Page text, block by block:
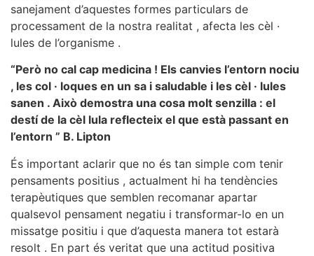
sanejament d’aquestes formes particulars de
processament de la nostra realitat , afecta les cèl ·
lules de l’organisme .
“Però no cal cap medicina ! Els canvies l’entorn nociu
, les col · loques en un sa i saludable i les cèl · lules
sanen . Això demostra una cosa molt senzilla : el
destí de la cèl lula reflecteix el que està passant en
l’entorn ” B. Lipton
És important aclarir que no és tan simple com tenir
pensaments positius , actualment hi ha tendències
terapèutiques que semblen recomanar apartar
qualsevol pensament negatiu i transformar-lo en un
missatge positiu i que d’aquesta manera tot estarà
resolt . En part és veritat que una actitud positiva